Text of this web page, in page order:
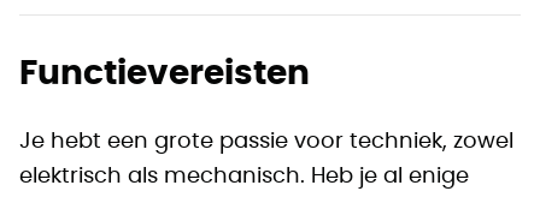
Functievereisten
Je hebt een grote passie voor techniek, zowel
elektrisch als mechanisch. Heb je al enige